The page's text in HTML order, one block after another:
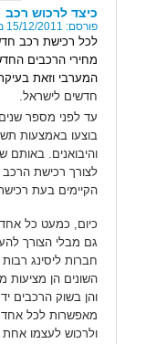
כיצד לרכוש רכב
פורסם: 15/12/2011 מאת: צוות האתר
לכל רכישת רכב
מחירי הרכבים
המערבי וזאת
חדשים לישראל.
עד לפני מספר
בוצעו באמצעות
והיבואנים. באותם
לצורך רכישת הרכב
הקיימים בעת
כיום, כמעט כל
גם מבלי הצורך
חברות ליסינג
השונים הן מציעות
והן בשוק הרכבים יד
מאפשרות לכל
ולרכוש לעצמו אחת